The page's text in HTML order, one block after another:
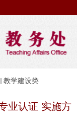
教学建设类
业认证 实施方